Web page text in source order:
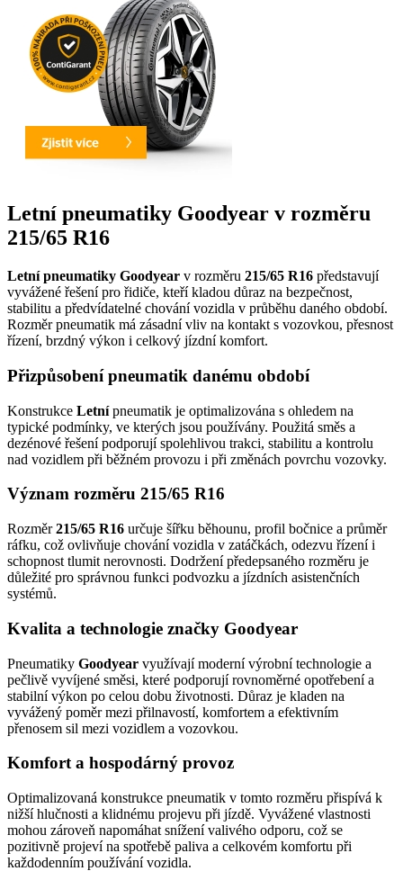
Letní pneumatiky Goodyear v rozměru
215/65 R16
Letní pneumatiky Goodyear v rozměru 215/65 R16 představují
vyvážené řešení pro řidiče, kteří kladou důraz na bezpečnost,
stabilitu a předvídatelné chování vozidla v průběhu daného období.
Rozměr pneumatik má zásadní vliv na kontakt s vozovkou, přesnost
řízení, brzdný výkon i celkový jízdní komfort.
Přizpůsobení pneumatik danému období
Konstrukce Letnípneumatik je optimalizována s ohledem na
typické podmínky, ve kterých jsou používány. Použitá směs a
dezénové řešení podporují spolehlivou trakci, stabilitu a kontrolu
nad vozidlem při běžném provozu i při změnách povrchu vozovky.
Význam rozměru 215/65 R16
Rozměr215/65 R16 určuje šířku běhounu, profil bočnice a průměr
ráfku, což ovlivňuje chování vozidla v zatáčkách, odezvu řízení i
schopnost tlumit nerovnosti. Dodržení předepsaného rozměru je
důležité pro správnou funkci podvozku a jízdních asistenčních
systémů.
Kvalita a technologie značky Goodyear
Pneumatiky Goodyear využívají moderní výrobní technologie a
pečlivě vyvíjené směsi, které podporují rovnoměrné opotřebení a
stabilní výkon po celou dobu životnosti. Důraz je kladen na
vyvážený poměr mezi přilnavostí, komfortem a efektivním
přenosem sil mezi vozidlem a vozovkou.
Komfort a hospodárný provoz
Optimalizovaná konstrukce pneumatik v tomto rozměru přispívá k
nižší hlučnosti a klidnému projevu při jízdě. Vyvážené vlastnosti
mohou zároveň napomáhat snížení valivého odporu, což se
pozitivně projeví na spotřebě paliva a celkovém komfortu při
každodenním používání vozidla.